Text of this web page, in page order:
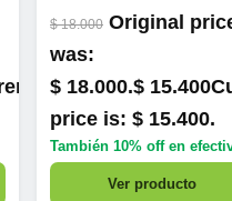
$18.000 Original
was:
$ 18.000.$ 15.400
price is: $ 15.400.
También 10% offen
Ver producto